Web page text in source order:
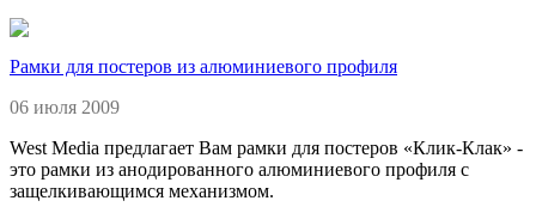
Рамки для постеров из алюминиевого профиля
06 июля 2009
West Media предлагает Вам рамки для постеров «Клик-Клак» -
это рамки из анодированного алюминиевого профиля с
защелкивающимся механизмом.